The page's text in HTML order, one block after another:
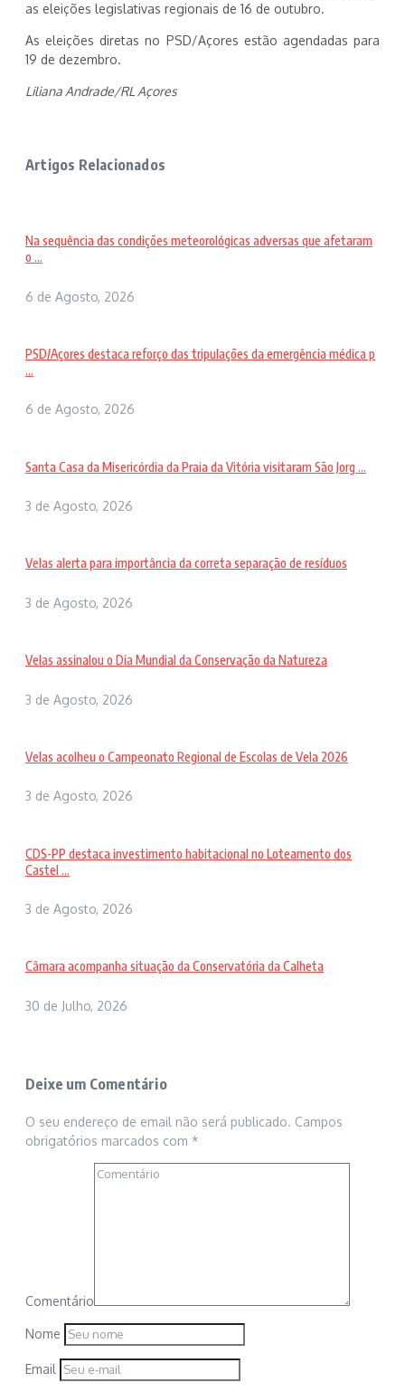
as eleições legislativas regionais de 16 de outubro.
As eleições diretas no PSD/Açores estão agendadas para
19 de dezembro.
Liliana Andrade/RL Açores
Artigos Relacionados
Na sequência das condições meteorológicas adversas que afetaram
o ...
6 de Agosto, 2026
PSD/Açores destaca reforço das tripulações da emergência médica p
...
6 de Agosto, 2026
Santa Casa da Misericórdia da Praia da Vitória visitaram São Jorg ...
3 de Agosto, 2026
Velas alerta para importância da correta separação de resíduos
3 de Agosto, 2026
Velas assinalou o Dia Mundial da Conservação da Natureza
3 de Agosto, 2026
Velas acolheu o Campeonato Regional de Escolas de Vela 2026
3 de Agosto, 2026
CDS-PP destaca investimento habitacional no Loteamento dos
Castel ...
3 de Agosto, 2026
Câmara acompanha situação da Conservatória da Calheta
30 de Julho, 2026
Deixe um Comentário
O seu endereço de email não será publicado. Campos
obrigatórios marcados com *
Comentário
Nome
Email